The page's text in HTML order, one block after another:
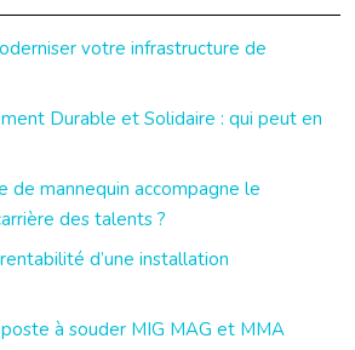
votre infrastructure de
Durable et Solidaire : qui peut en
de mannequin accompagne le
des talents ?
d’une installation
à souder MIG MAG et MMA